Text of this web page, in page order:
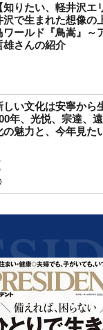
知りたい、軽井沢
沢で生まれた想像の
ワールド『鳥嵩』～
雄さんの紹介
しい文化は安寧から
年、光悦、宗達、
の魅力と、今年見た